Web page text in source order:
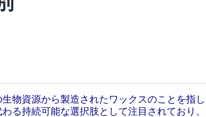
物資源から製造されたワックスのことを指し
る持続可能な選択肢として注目されており、